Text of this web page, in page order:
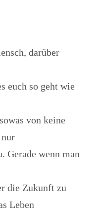
darüber
euch so geht wie
von keine
Gerade wenn man
die Zukunft zu
Leben